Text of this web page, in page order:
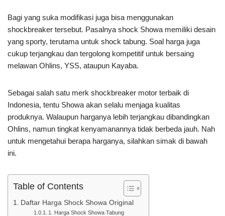
Bagi yang suka modifikasi juga bisa menggunakan
shockbreaker tersebut. Pasalnya shock Showa memiliki desain
yang sporty, terutama untuk shock tabung. Soal harga juga
cukup terjangkau dan tergolong kompetitif untuk bersaing
melawan Ohlins, YSS, ataupun Kayaba.
Sebagai salah satu merk shockbreaker motor terbaik di
Indonesia, tentu Showa akan selalu menjaga kualitas
produknya. Walaupun harganya lebih terjangkau dibandingkan
Ohlins, namun tingkat kenyamanannya tidak berbeda jauh. Nah
untuk mengetahui berapa harganya, silahkan simak di bawah
ini.
Table of Contents
Daftar Harga Shock Showa Original
1. Harga Shock Showa Tabung